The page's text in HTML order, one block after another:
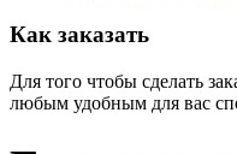
Как заказать
Для того чтобы сделать
любым удобным для вас